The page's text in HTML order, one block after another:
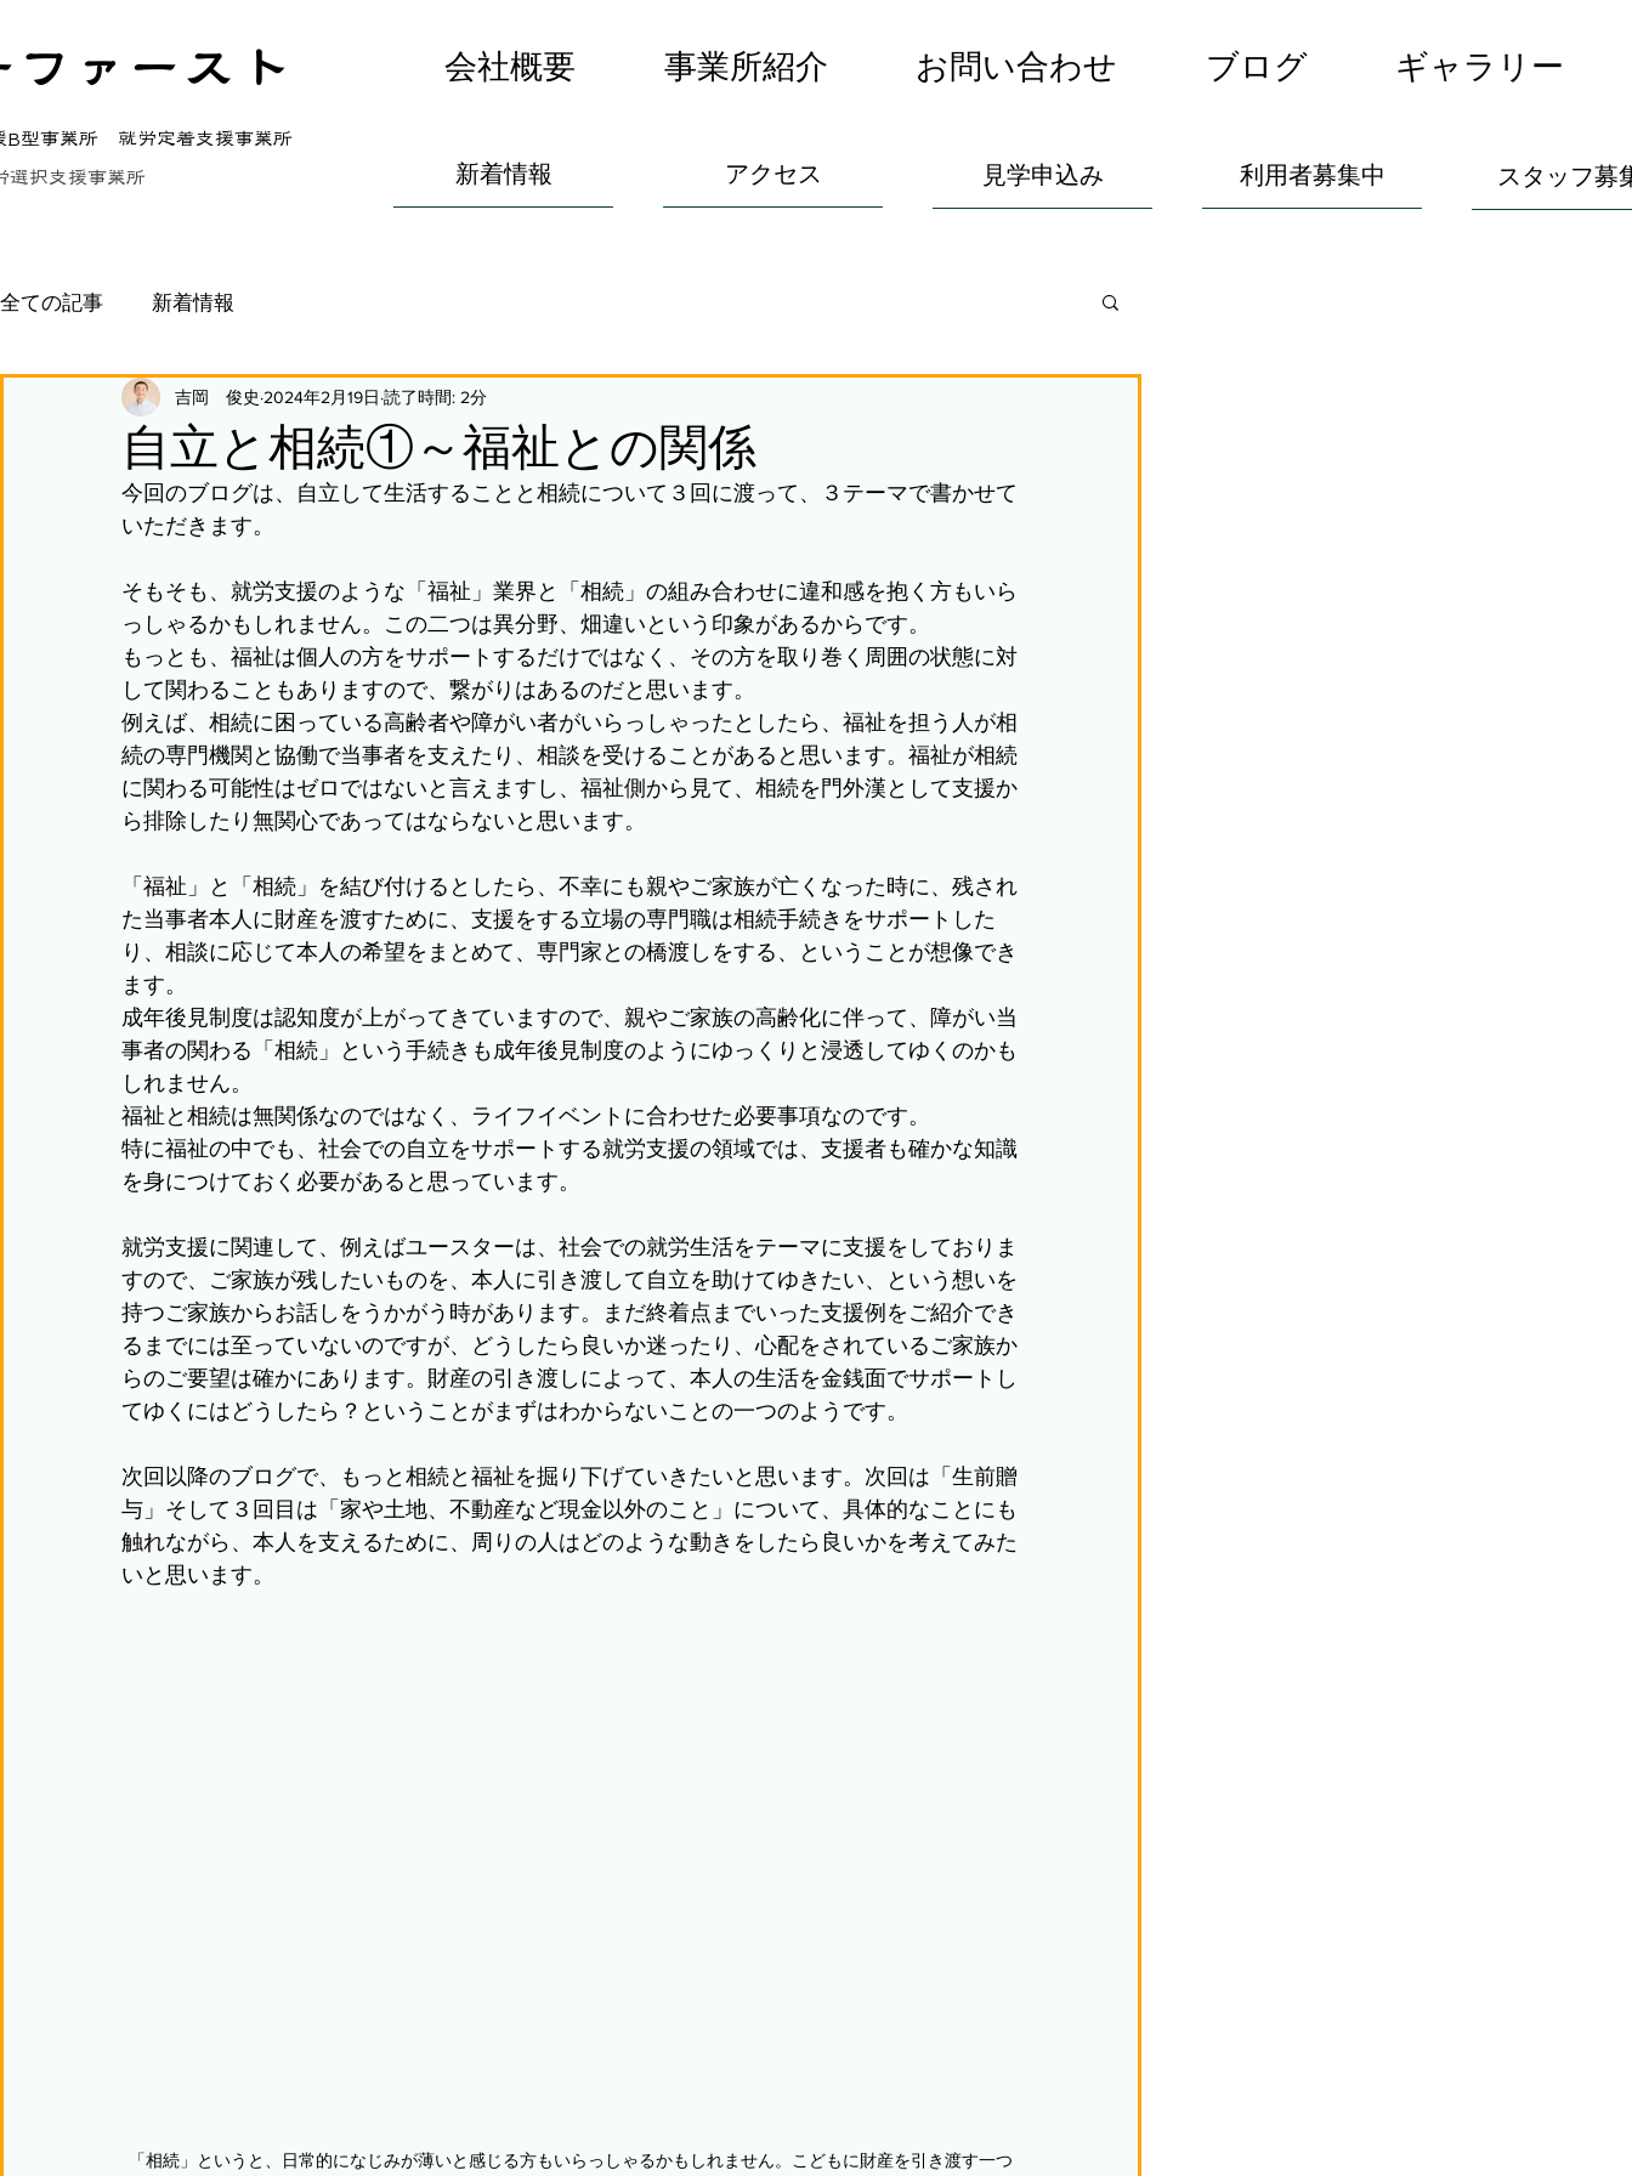
ァースト
型事業所 就労定着支援事業所
択支援事業所
会社概要 事業所紹介 お問い合わせ ブログ ギャラリー
新着情報 アクセス 見学申込み 利用者募集中 スタッフ募
全ての記事 新着情報
自立と相続①～福祉との関係
吉岡 俊史 2024年2月19日 読了時間: 2分
今回のブログは、自立して生活することと相続について３回に渡って、３テーマで書かせて
いただきます。
そもそも、就労支援のような「福祉」業界と「相続」の組み合わせに違和感を抱く方もいら
っしゃるかもしれません。この二つは異分野、畑違いという印象があるからです。
もっとも、福祉は個人の方をサポートするだけではなく、その方を取り巻く周囲の状態に対
して関わることもありますので、繋がりはあるのだと思います。
例えば、相続に困っている高齢者や障がい者がいらっしゃったとしたら、福祉を担う人が相
続の専門機関と協働で当事者を支えたり、相談を受けることがあると思います。福祉が相続
に関わる可能性はゼロではないと言えますし、福祉側から見て、相続を門外漢として支援か
ら排除したり無関心であってはならないと思います。
「福祉」と「相続」を結び付けるとしたら、不幸にも親やご家族が亡くなった時に、残され
た当事者本人に財産を渡すために、支援をする立場の専門職は相続手続きをサポートした
り、相談に応じて本人の希望をまとめて、専門家との橋渡しをする、ということが想像でき
ます。
成年後見制度は認知度が上がってきていますので、親やご家族の高齢化に伴って、障がい当
事者の関わる「相続」という手続きも成年後見制度のようにゆっくりと浸透してゆくのかも
しれません。
福祉と相続は無関係なのではなく、ライフイベントに合わせた必要事項なのです。
特に福祉の中でも、社会での自立をサポートする就労支援の領域では、支援者も確かな知識
を身につけておく必要があると思っています。
就労支援に関連して、例えばユースターは、社会での就労生活をテーマに支援をしておりま
すので、ご家族が残したいものを、本人に引き渡して自立を助けてゆきたい、という想いを
持つご家族からお話しをうかがう時があります。まだ終着点までいった支援例をご紹介でき
るまでには至っていないのですが、どうしたら良いか迷ったり、心配をされているご家族か
らのご要望は確かにあります。財産の引き渡しによって、本人の生活を金銭面でサポートし
てゆくにはどうしたら？ということがまずはわからないことの一つのようです。
次回以降のブログで、もっと相続と福祉を掘り下げていきたいと思います。次回は「生前贈
与」そして３回目は「家や土地、不動産など現金以外のこと」について、具体的なことにも
触れながら、本人を支えるために、周りの人はどのような動きをしたら良いかを考えてみた
いと思います。
「相続」というと、日常的になじみが薄いと感じる方もいらっしゃるかもしれません。こどもに財産を引き渡す一つ